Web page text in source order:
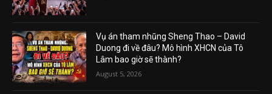
Vụ án tham nhũng Sheng Thao – David
Duong đi về đâu? Mô hình XHCN của Tô
Lâm bao giờ sẽ thành?
August 5, 2026